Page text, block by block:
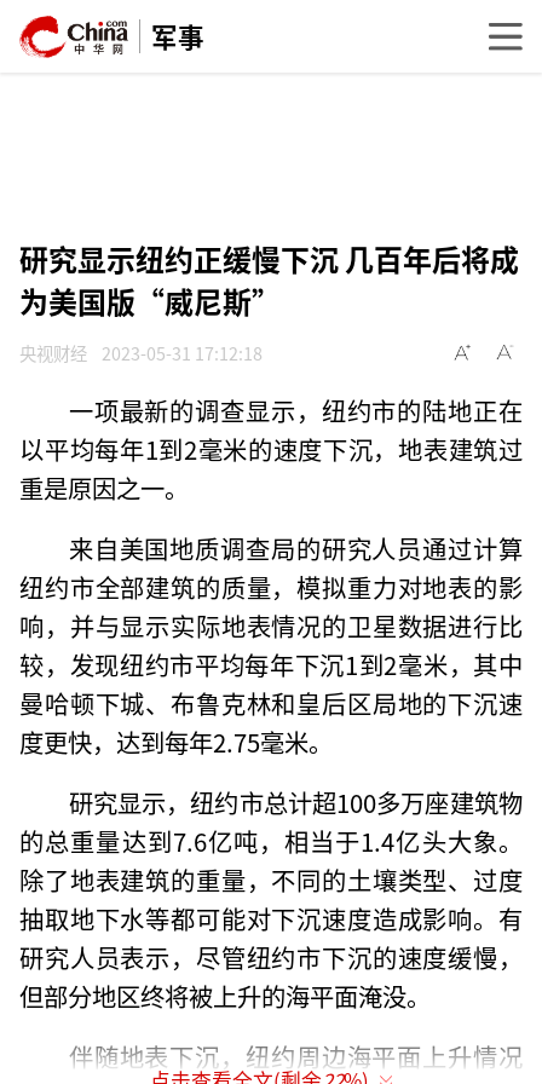
军事
研究显示纽约正缓慢下沉 几百年后将成
为美国版“威尼斯”
央视财经 2023-05-31 17:12:18
一项最新的调查显示，纽约市的陆地正在
以平均每年1到2毫米的速度下沉，地表建筑过
重是原因之一。
来自美国地质调查局的研究人员通过计算
纽约市全部建筑的质量，模拟重力对地表的影
响，并与显示实际地表情况的卫星数据进行比
较，发现纽约市平均每年下沉1到2毫米，其中
曼哈顿下城、布鲁克林和皇后区局地的下沉速
度更快，达到每年2.75毫米。
研究显示，纽约市总计超100多万座建筑物
的总重量达到7.6亿吨，相当于1.4亿头大象。
除了地表建筑的重量，不同的土壤类型、过度
抽取地下水等都可能对下沉速度造成影响。有
研究人员表示，尽管纽约市下沉的速度缓慢，
但部分地区终将被上升的海平面淹没。
伴随地表下沉，纽约周边海平面上升情况